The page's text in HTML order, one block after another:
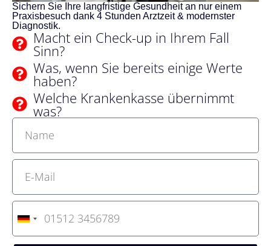
Sichern Sie Ihre langfristige Gesundheit an nur einem
Praxisbesuch dank 4 Stunden Arztzeit & modernster
Diagnostik.
Macht ein Check-up in Ihrem Fall
Sinn?
Was, wenn Sie bereits einige Werte
haben?
Welche Krankenkasse übernimmt
was?
G